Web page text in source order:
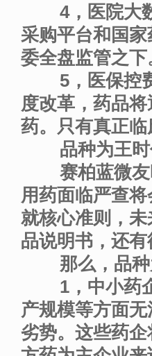
4，医院大数
采购平台和国
委全盘监管之
5，医保控费
度改革，药品
药。只有真正
品种为王时
赛柏蓝微友
用药面临严查
就核心准则，
品说明书，还
那么，品种
1，中小药企
产规模等方面
劣势。这些药